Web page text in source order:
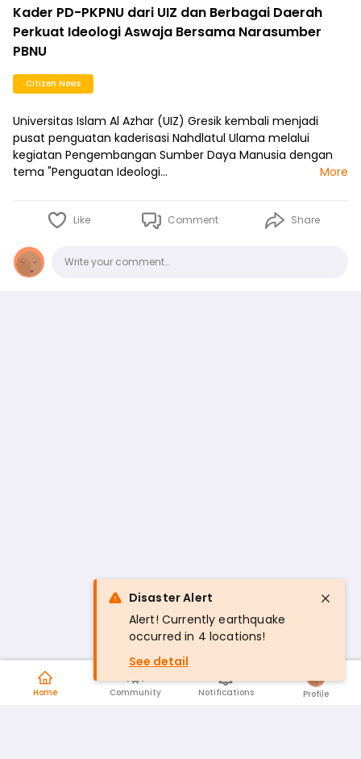
Home Community Notifications Profile
Kader PD-PKPNU dari UIZ dan Berbagai Daerah
Perkuat Ideologi Aswaja Bersama Narasumber
PBNU
Citizen News
Universitas Islam Al Azhar (UIZ) Gresik kembali menjadi
pusat penguatan kaderisasi Nahdlatul Ulama melalui
kegiatan Pengembangan Sumber Daya Manusia dengan
tema "Penguatan Ideologi…
More
Like Comment Share
CommentsWrite your comment…
Disaster Alert
Alert! Currently earthquake
occurred in 4 locations!
See detail